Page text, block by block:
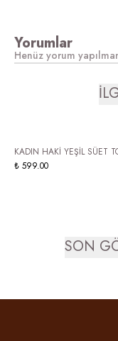
Yorumlar
Henüz yorum
ÜCRETSİZ KARGO
KADIN HAKİ YEŞİL SÜET
BANTLI SANDALET – DÜZ
₺ 599.00
SON